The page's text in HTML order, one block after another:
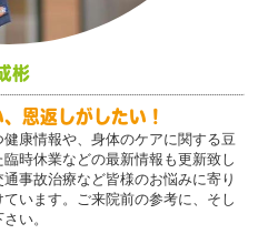
彬
恩返しがしたい！
康情報や、身体のケアに関する豆
時休業などの最新情報も更新致し
事故治療など皆様のお悩みに寄り
います。ご来院前の参考に、そし
い。